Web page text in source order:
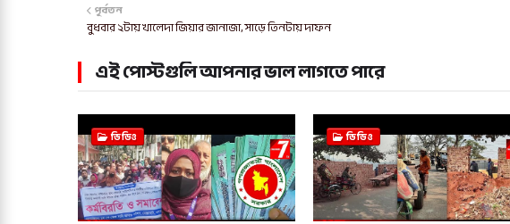
পূর্বতন
বুধবার ২টায় খালেদা জিয়ার জানাজা, সাড়ে তিনটায় দাফন
এই পোস্টগুলি আপনার ভাল লাগতে পারে
ভিডিও ভিডিও